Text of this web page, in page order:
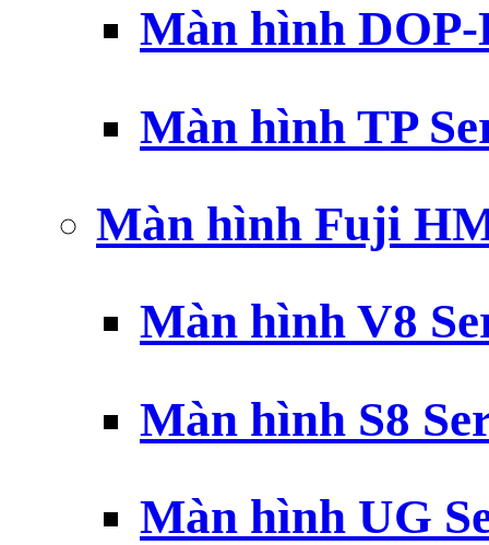
Màn hình DOP-
Màn hình TP
Màn hình Fuji
Màn hình V8
Màn hình S8
Màn hình UG